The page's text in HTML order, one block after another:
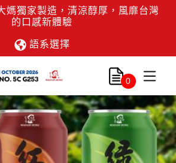
媽獨家製造，清涼醇厚，風靡台灣
的口感新體驗
語系選擇
0